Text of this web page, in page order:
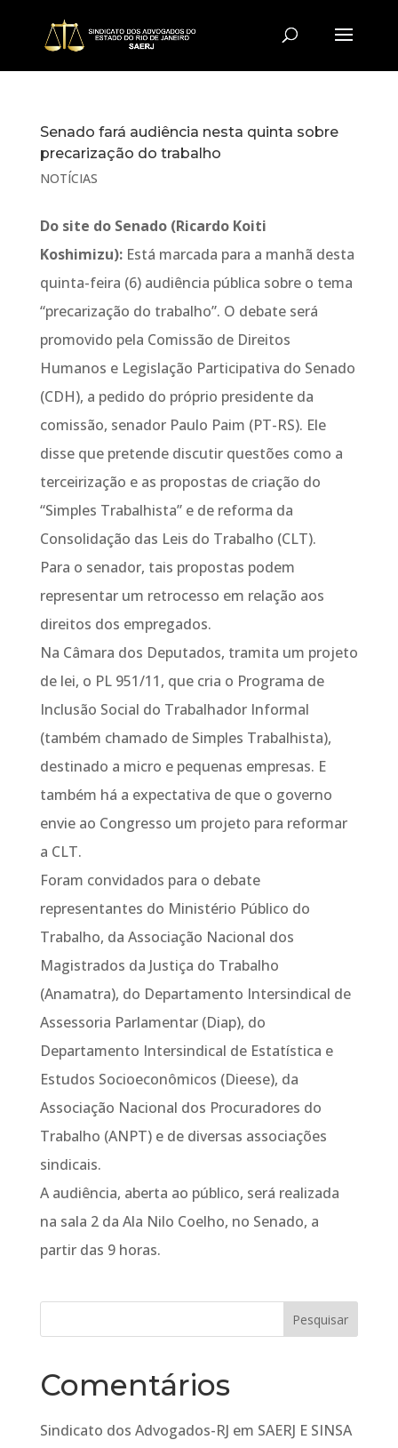
Senado fará audiência nesta quinta sobre
precarização do trabalho
NOTÍCIAS
Do site do Senado (Ricardo Koiti
Koshimizu): Está marcada para a manhã desta
quinta-feira (6) audiência pública sobre o tema
“precarização do trabalho”. O debate será
promovido pela Comissão de Direitos
Humanos e Legislação Participativa do Senado
(CDH), a pedido do próprio presidente da
comissão, senador Paulo Paim (PT-RS). Ele
disse que pretende discutir questões como a
terceirização e as propostas de criação do
“Simples Trabalhista” e de reforma da
Consolidação das Leis do Trabalho (CLT).
Para o senador, tais propostas podem
representar um retrocesso em relação aos
direitos dos empregados.
Na Câmara dos Deputados, tramita um projeto
de lei, o PL 951/11, que cria o Programa de
Inclusão Social do Trabalhador Informal
(também chamado de Simples Trabalhista),
destinado a micro e pequenas empresas. E
também há a expectativa de que o governo
envie ao Congresso um projeto para reformar
a CLT.
Foram convidados para o debate
representantes do Ministério Público do
Trabalho, da Associação Nacional dos
Magistrados da Justiça do Trabalho
(Anamatra), do Departamento Intersindical de
Assessoria Parlamentar (Diap), do
Departamento Intersindical de Estatística e
Estudos Socioeconômicos (Dieese), da
Associação Nacional dos Procuradores do
Trabalho (ANPT) e de diversas associações
sindicais.
A audiência, aberta ao público, será realizada
na sala 2 da Ala Nilo Coelho, no Senado, a
partir das 9 horas.
Comentários
Sindicato dos Advogados-RJ em SAERJ E SINSA